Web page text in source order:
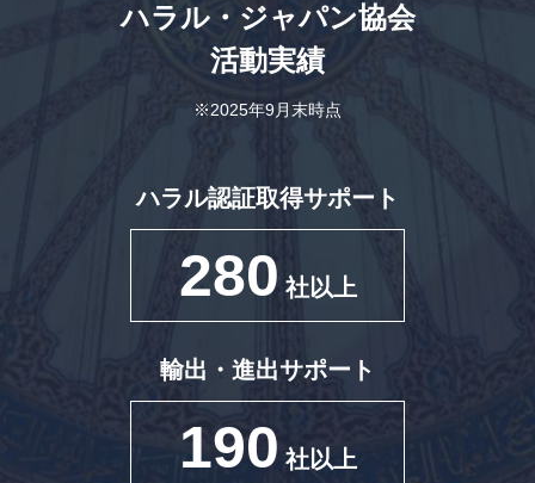
ハラル・ジャパン協会
活動実績
※2025年9月末時点
ハラル認証取得サポート
280 社以上
輸出・進出サポート
190 社以上